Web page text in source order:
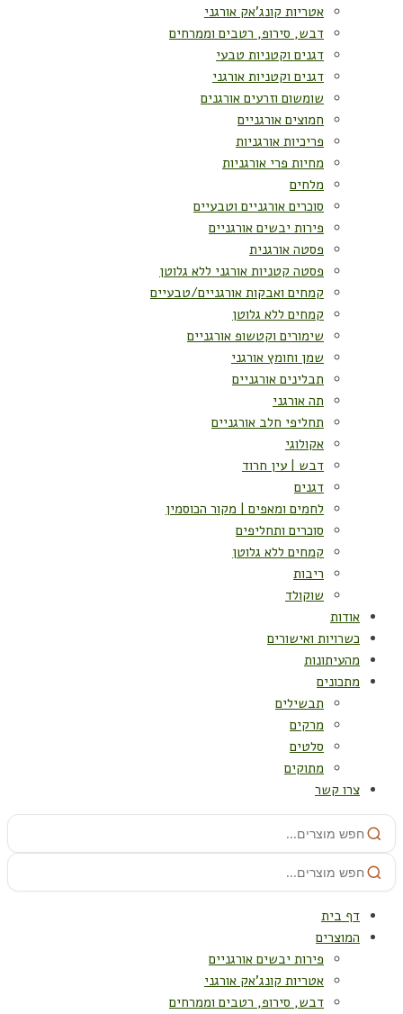
אטריות קונג'אק אורגני
דבש, סירופ, רטבים וממרחים
דגנים וקטניות טבעי
דגנים וקטניות אורגני
שומשום וזרעים אורגנים
חמוצים אורגניים
פריכיות אורגניות
מחיות פרי אורגניות
מלחים
סוכרים אורגניים וטבעיים
פירות יבשים אורגניים
פסטה אורגנית
פסטה קטניות אורגני ללא גלוטן
קמחים ואבקות אורגניים/טבעיים
קמחים ללא גלוטן
שימורים וקטשופ אורגניים
שמן וחומץ אורגני
תבלינים אורגניים
תה אורגני
תחליפי חלב אורגניים
אקולוגי
דבש | עין חרוד
דגנים
לחמים ומאפים | מקור הכוסמין
סוכרים ותחליפים
קמחים ללא גלוטן
ריבות
שוקולד
אודות
כשרויות ואישורים
מהעיתונות
מתכונים
תבשילים
מרקים
סלטים
מתוקים
צרו קשר
דף בית
המוצרים
פירות יבשים אורגניים
אטריות קונג'אק אורגני
דבש, סירופ, רטבים וממרחים